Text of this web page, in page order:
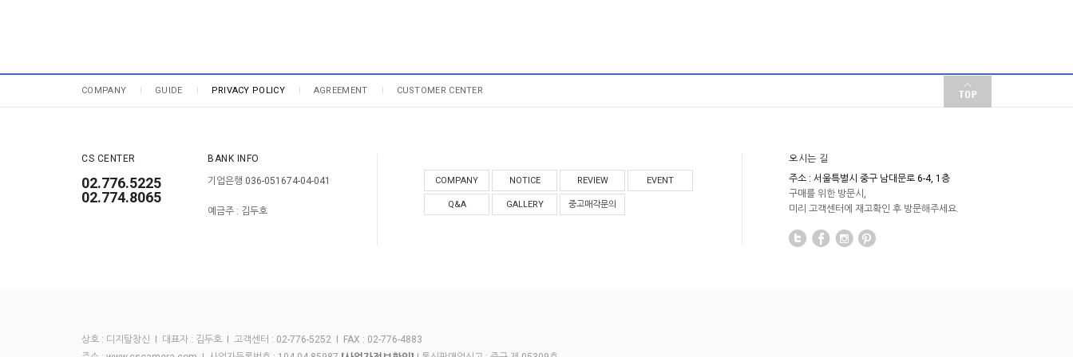
COMPANY GUIDE PRIVACY POLICY AGREEMENT CUSTOMER CENTER
CS CENTER
02.776.5225
02.774.8065
BANK INFO
기업은행 036-051674-04-041
예금주 : 김두호
COMPANY NOTICE REVIEW EVENT
Q&A GALLERY 중고매각문의
오시는 길
주소 : 서울특별시 중구 남대문로 6-4, 1층
구매를 위한 방문시,
미리 고객센터에 재고확인 후 방문해주세요.
상호 : 디지탈창신 I 대표자 : 김두호 I 고객센터 : 02-776-5252 I FAX : 02-776-4883